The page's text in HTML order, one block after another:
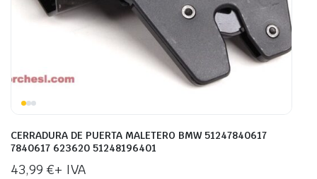
CERRADURA DE PUERTA MALETERO BMW 51247840617
7840617 623620 51248196401
43,99 €+ IVA